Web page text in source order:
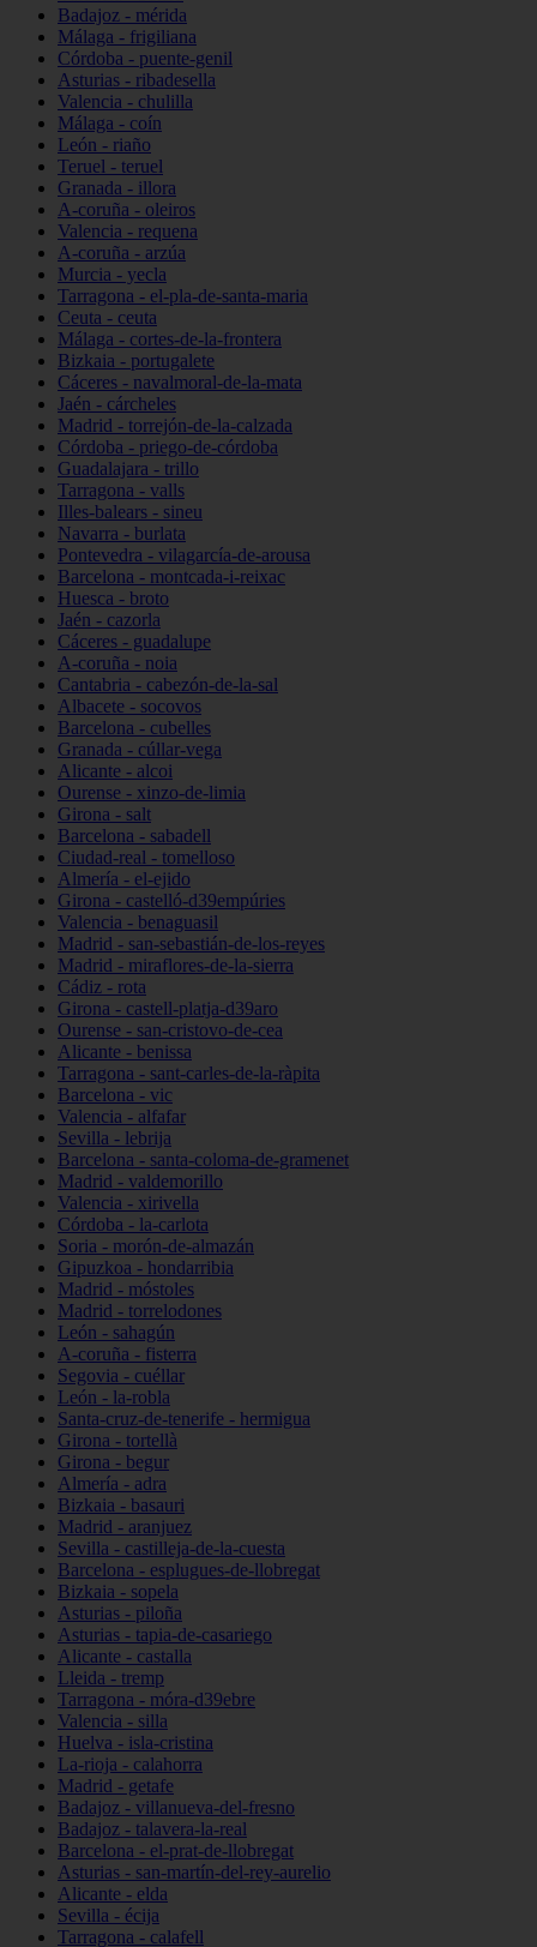
Badajoz - mérida
Málaga - frigiliana
Córdoba - puente-genil
Asturias - ribadesella
Valencia - chulilla
Málaga - coín
León - riaño
Teruel - teruel
Granada - illora
A-coruña - oleiros
Valencia - requena
A-coruña - arzúa
Murcia - yecla
Tarragona - el-pla-de-santa-maria
Ceuta - ceuta
Málaga - cortes-de-la-frontera
Bizkaia - portugalete
Cáceres - navalmoral-de-la-mata
Jaén - cárcheles
Madrid - torrejón-de-la-calzada
Córdoba - priego-de-córdoba
Guadalajara - trillo
Tarragona - valls
Illes-balears - sineu
Navarra - burlata
Pontevedra - vilagarcía-de-arousa
Barcelona - montcada-i-reixac
Huesca - broto
Jaén - cazorla
Cáceres - guadalupe
A-coruña - noia
Cantabria - cabezón-de-la-sal
Albacete - socovos
Barcelona - cubelles
Granada - cúllar-vega
Alicante - alcoi
Ourense - xinzo-de-limia
Girona - salt
Barcelona - sabadell
Ciudad-real - tomelloso
Almería - el-ejido
Girona - castelló-d39empúries
Valencia - benaguasil
Madrid - san-sebastián-de-los-reyes
Madrid - miraflores-de-la-sierra
Cádiz - rota
Girona - castell-platja-d39aro
Ourense - san-cristovo-de-cea
Alicante - benissa
Tarragona - sant-carles-de-la-ràpita
Barcelona - vic
Valencia - alfafar
Sevilla - lebrija
Barcelona - santa-coloma-de-gramenet
Madrid - valdemorillo
Valencia - xirivella
Córdoba - la-carlota
Soria - morón-de-almazán
Gipuzkoa - hondarribia
Madrid - móstoles
Madrid - torrelodones
León - sahagún
A-coruña - fisterra
Segovia - cuéllar
León - la-robla
Santa-cruz-de-tenerife - hermigua
Girona - tortellà
Girona - begur
Almería - adra
Bizkaia - basauri
Madrid - aranjuez
Sevilla - castilleja-de-la-cuesta
Barcelona - esplugues-de-llobregat
Bizkaia - sopela
Asturias - piloña
Asturias - tapia-de-casariego
Alicante - castalla
Lleida - tremp
Tarragona - móra-d39ebre
Valencia - silla
Huelva - isla-cristina
La-rioja - calahorra
Madrid - getafe
Badajoz - villanueva-del-fresno
Badajoz - talavera-la-real
Barcelona - el-prat-de-llobregat
Asturias - san-martín-del-rey-aurelio
Alicante - elda
Sevilla - écija
Tarragona - calafell